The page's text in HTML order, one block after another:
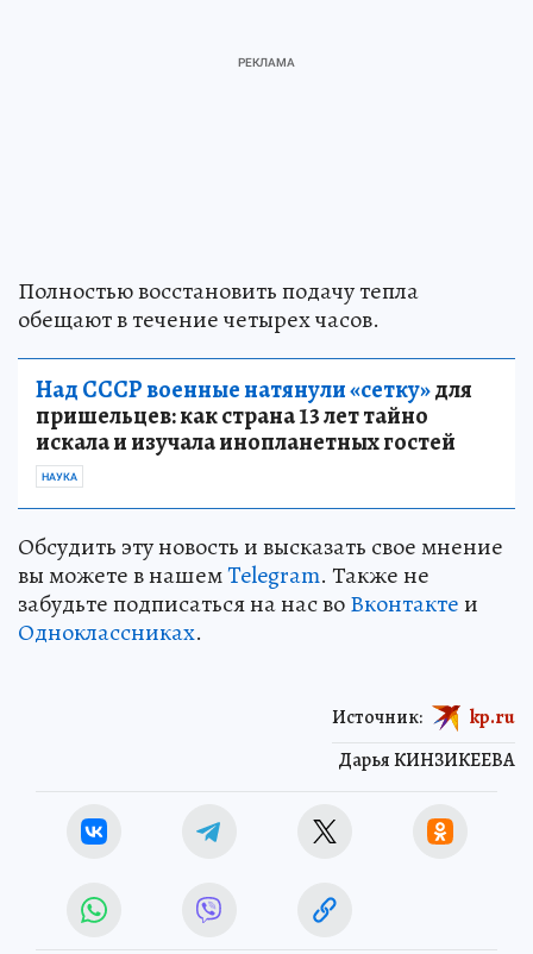
Полностью восстановить подачу тепла
обещают в течение четырех часов.
Над СССР военные натянули «сетку»для
пришельцев: как страна 13 лет тайно
искала и изучала инопланетных гостей
НАУКА
Обсудить эту новость и высказать свое мнение
вы можете в нашемTelegram. Также не
забудьте подписаться на нас воВконтактеи
Одноклассниках.
Дарья КИНЗИКЕЕВА
Источник: kp.ru